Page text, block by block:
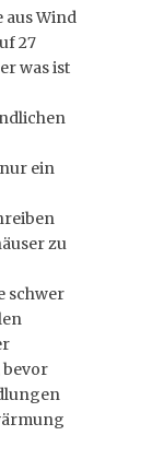
Wind
27
was ist
ein
zu
schwer
bevor